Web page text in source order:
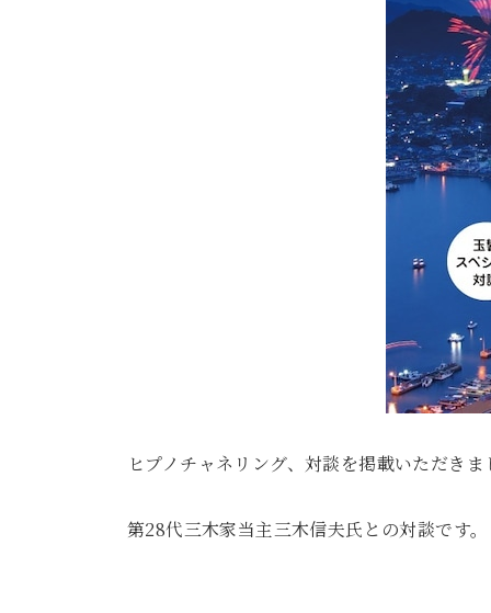
ヒプノチャネリング、対談を掲載いただきま
第28代三木家当主三木信夫氏との対談です。